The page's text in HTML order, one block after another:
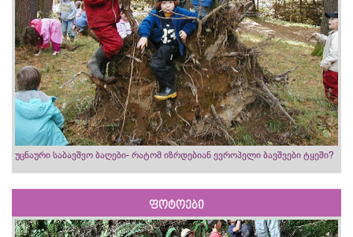
უცნაური საბავშვო ბაღები- რატომ იზრდებიან ევროპელი ბავშვები ტყეში?
ფოტოები